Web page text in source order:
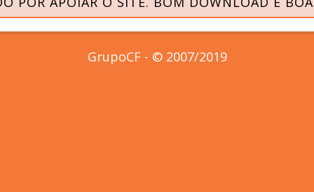
GrupoCF - © 2007/2019